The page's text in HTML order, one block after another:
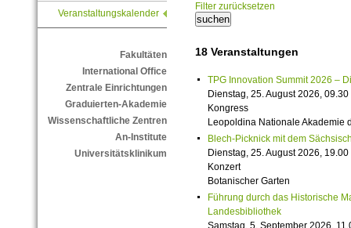
Veranstaltungskalender
Fakultäten
International Office
Zentrale Einrichtungen
Graduierten-Akademie
Wissenschaftliche Zentren
An-Institute
Universitätsklinikum
Filter zurücksetzen
18 Veranstaltungen
TPG Innovation Summit 2026 –
Dienstag, 25. August 2026,
Kongress
Leopoldina Nationale Akademie
Blech-Picknick mit dem
Dienstag, 25. August 2026,
Konzert
Botanischer Garten
Führung durch das Historische
Landesbibliothek